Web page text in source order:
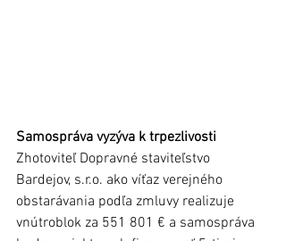
Samospráva vyzýva k trpezlivosti
Zhotoviteľ Dopravné staviteľstvo
Bardejov, s.r.o. ako víťaz verejného
obstarávania podľa zmluvy realizuje
vnútroblok za 551 801 € a samospráva